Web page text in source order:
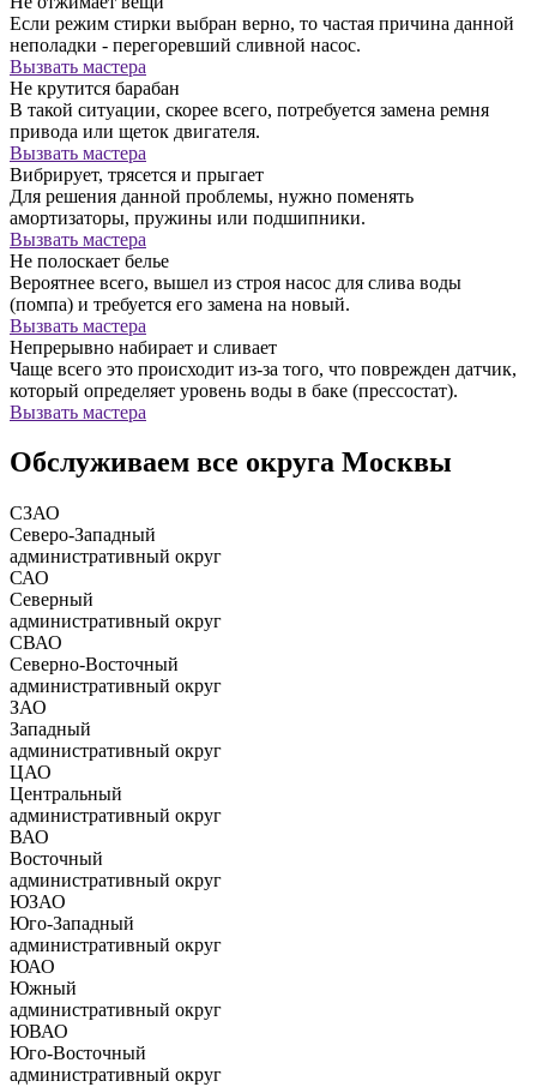
Если режим стирки выбран верно, то частая причина данной
неполадки - перегоревший сливной насос.
Вызвать мастера
Не крутится барабан
В такой ситуации, скорее всего, потребуется замена ремня
привода или щеток двигателя.
Вызвать мастера
Вибрирует, трясется и прыгает
Для решения данной проблемы, нужно поменять
амортизаторы, пружины или подшипники.
Вызвать мастера
Не полоскает белье
Вероятнее всего, вышел из строя насос для слива воды
(помпа) и требуется его замена на новый.
Вызвать мастера
Непрерывно набирает и сливает
Чаще всего это происходит из-за того, что поврежден датчик,
который определяет уровень воды в баке (прессостат).
Вызвать мастера
Обслуживаем все округа Москвы
СЗАО
Северо-Западный
административный округ
САО
Северный
административный округ
СВАО
Северно-Восточный
административный округ
ЗАО
Западный
административный округ
ЦАО
Центральный
административный округ
ВАО
Восточный
административный округ
ЮЗАО
Юго-Западный
административный округ
ЮАО
Южный
административный округ
ЮВАО
Юго-Восточный
административный округ